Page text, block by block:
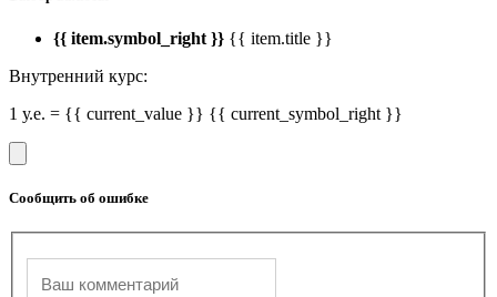
{{ item.symbol_right }} {{ item.title }}
Внутренний курс:
1 у.е. = {{ current_value }} {{ current_symbol_right }}
Сообщить об ошибке